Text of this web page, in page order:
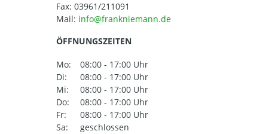
Fax: 03961/211091
Mail:
ÖFFNUNGSZEITEN
Mo:
08:00 - 17:00 Uhr
Di:
08:00 - 17:00 Uhr
Mi:
08:00 - 17:00 Uhr
Do:
08:00 - 17:00 Uhr
Fr:
08:00 - 17:00 Uhr
Sa:
geschlossen